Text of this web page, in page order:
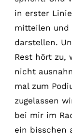
in erster Linie
mitteilen und
darstellen.
Rest hört zu,
nicht
mal zum
zugelassen
bei mir im
ein bisschen